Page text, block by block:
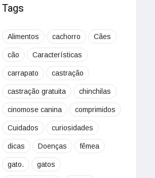
Tags
Alimentos cachorro Cães
cão Características
carrapato castração
castração gratuita chinchilas
cinomose canina comprimidos
Cuidados curiosidades
dicas Doenças fêmea
gato. gatos